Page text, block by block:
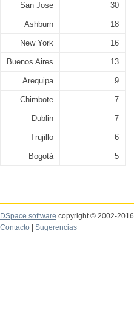
San Jose 30
Ashburn 18
New York 16
Buenos Aires 13
Arequipa 9
Chimbote 7
Dublin 7
Trujillo 6
Bogotá 5
DSpace software copyright © 2002-2016
Contacto
Sugerencias